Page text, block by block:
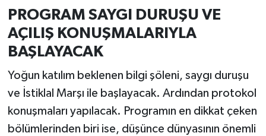
PROGRAM SAYGI DURUŞU VE
AÇILIŞ KONUŞMALARIYLA
BAŞLAYACAK
Yoğun katılım beklenen bilgi şöleni, saygı duruşu
ve İstiklal Marşı ile başlayacak. Ardından protokol
konuşmaları yapılacak. Programın en dikkat çeken
bölümlerinden biri ise, düşünce dünyasının önemli